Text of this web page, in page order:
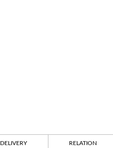
DELIVERY RELATION